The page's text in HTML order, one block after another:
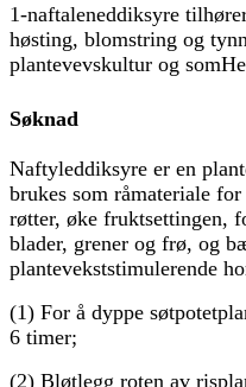
1-naftaleneddiksyre
høsting, blomstring og
plantevevskultur og som
Søknad
Naftyleddiksyre er en
brukes som råmateriale
røtter, øke fruktsettingen,
blader, grener og frø, og
plantevekststimulerende
(1) For å dyppe
6 timer;
(2) Bløtlegg roten av